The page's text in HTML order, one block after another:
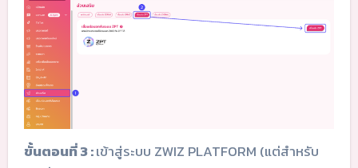
ขั้นตอนที่ 3 :เข้าสู่ระบบ ZWIZ PLATFORM (แต่สำหรับ